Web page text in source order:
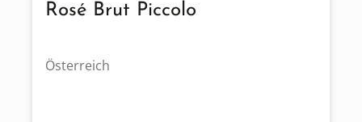
Rosé Brut Piccolo
Österreich